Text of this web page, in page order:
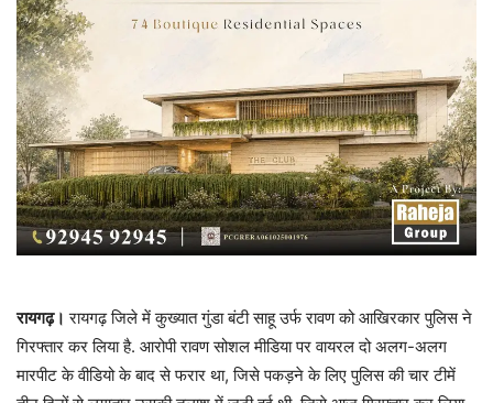
रायगढ़। रायगढ़ जिले में कुख्यात गुंडा बंटी साहू उर्फ रावण को आखिरकार पुलिस ने
गिरफ्तार कर लिया है. आरोपी रावण सोशल मीडिया पर वायरल दो अलग-अलग
मारपीट के वीडियो के बाद से फरार था, जिसे पकड़ने के लिए पुलिस की चार टीमें